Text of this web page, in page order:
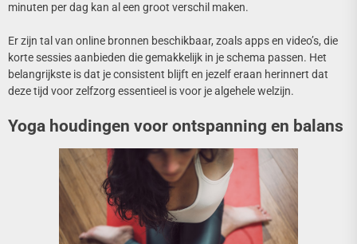
minuten per dag kan al een groot verschil maken.
Er zijn tal van online bronnen beschikbaar, zoals apps en video’s, die
korte sessies aanbieden die gemakkelijk in je schema passen. Het
belangrijkste is dat je consistent blijft en jezelf eraan herinnert dat
deze tijd voor zelfzorg essentieel is voor je algehele welzijn.
Yoga houdingen voor ontspanning en balans